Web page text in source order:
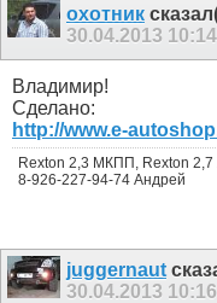
охотник
30.04.2013 10:14
Владимир!
Сделано:
http://www.e-
Rexton 2,3 МКПП, Rexton 2,7
8-926-227-94-74 Андрей
juggernaut
30.04.2013 10:16